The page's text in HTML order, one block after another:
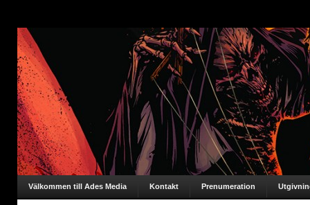
Välkommen till Ades Media Kontakt Prenumeration